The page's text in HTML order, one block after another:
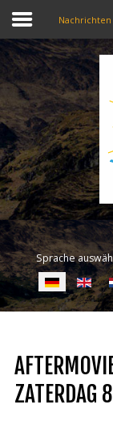
Home
Beachpull
Zugang und Ort
Aktivitäten
E-Tickets
Deutsch
Nachrichten
Sprache
ZATERDAG